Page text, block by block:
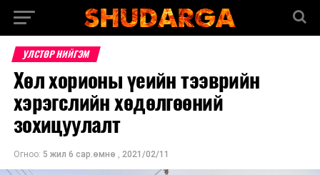
УЛСТӨР НИЙГЭМ
Хөл хорионы үеийн тээврийн
хэрэгслийн хөдөлгөөний
зохицуулалт
Огноо: 5 жил 6 сар.өмнө , 2021/02/11